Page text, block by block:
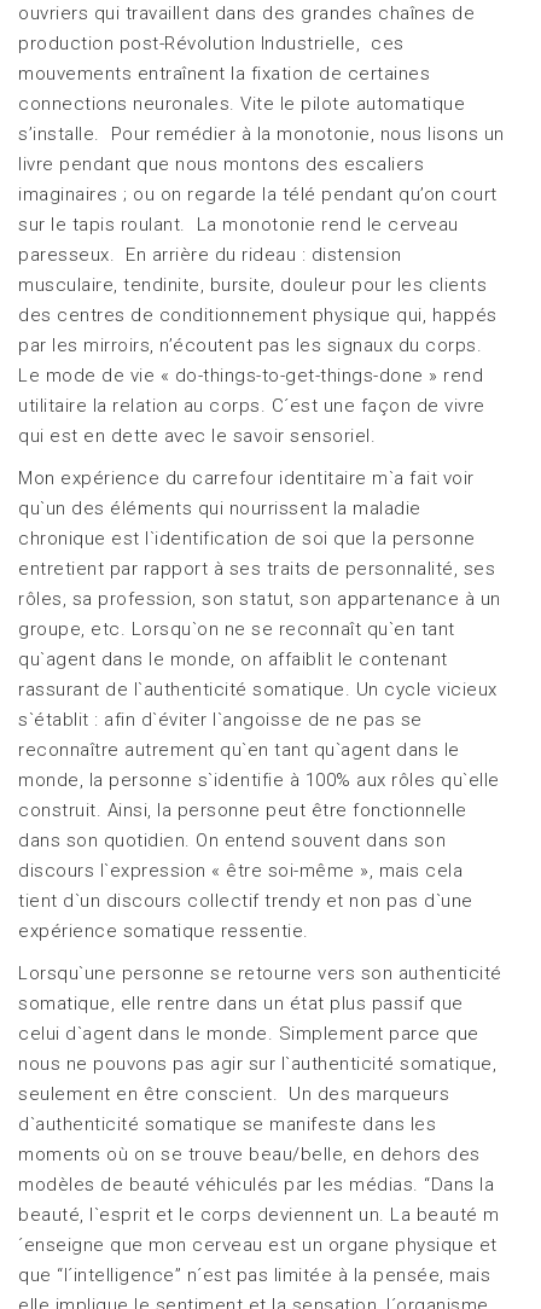
ouvriers qui travaillent dans des grandes chaînes de
production post-Révolution Industrielle, ces
mouvements entraînent la fixation de certaines
connections neuronales. Vite le pilote automatique
s’installe. Pour remédier à la monotonie, nous lisons un
livre pendant que nous montons des escaliers
imaginaires ; ou on regarde la télé pendant qu’on court
sur le tapis roulant. La monotonie rend le cerveau
paresseux. En arrière du rideau : distension
musculaire, tendinite, bursite, douleur pour les clients
des centres de conditionnement physique qui, happés
par les mirroirs, n’écoutent pas les signaux du corps.
Le mode de vie « do-things-to-get-things-done » rend
utilitaire la relation au corps. C´est une façon de vivre
qui est en dette avec le savoir sensoriel.
Mon expérience du carrefour identitaire m`a fait voir
qu`un des éléments qui nourrissent la maladie
chronique est l`identification de soi que la personne
entretient par rapport à ses traits de personnalité, ses
rôles, sa profession, son statut, son appartenance à un
groupe, etc. Lorsqu`on ne se reconnaît qu`en tant
qu`agent dans le monde, on affaiblit le contenant
rassurant de l`authenticité somatique. Un cycle vicieux
s`établit : afin d`éviter l`angoisse de ne pas se
reconnaître autrement qu`en tant qu`agent dans le
monde, la personne s`identifie à 100% aux rôles qu`elle
construit. Ainsi, la personne peut être fonctionnelle
dans son quotidien. On entend souvent dans son
discours l`expression « être soi-même », mais cela
tient d`un discours collectif trendy et non pas d`une
expérience somatique ressentie.
Lorsqu`une personne se retourne vers son authenticité
somatique, elle rentre dans un état plus passif que
celui d`agent dans le monde. Simplement parce que
nous ne pouvons pas agir sur l`authenticité somatique,
seulement en être conscient. Un des marqueurs
d`authenticité somatique se manifeste dans les
moments où on se trouve beau/belle, en dehors des
modèles de beauté véhiculés par les médias. “Dans la
beauté, l`esprit et le corps deviennent un. La beauté m
´enseigne que mon cerveau est un organe physique et
que “l´intelligence” n´est pas limitée à la pensée, mais